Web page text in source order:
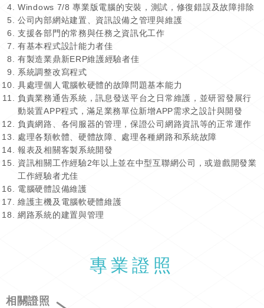
Windows 7/8 專業版電腦的安裝，測試，修復錯誤及故障排除
公司內部網站建置、資訊設備之管理與維護
支援各部門的常務與任務之資訊化工作
有基本程式設計能力者佳
有製造業鼎新ERP維護經驗者佳
系統調整改寫程式
具處理個人電腦軟硬體的故障問題基本能力
負責業務通告系統，訊息發送平台之日常維護，並研習發展行
動裝置APP程式，滿足業務單位新增APP需求之設計與開發
負責網路、各伺服器的管理，保證公司網路資訊等的正常運作
處理各類軟體、硬體故障、處理各種網路和系統故障
報表及相關客製系統開發
資訊相關工作經驗2年以上並在中型互聯網公司，或遊戲開發業
工作經驗者尤佳
電腦硬體設備維護
維護主機及電腦軟硬體維護
網路系統的建置與管理
專業證照
相關證照